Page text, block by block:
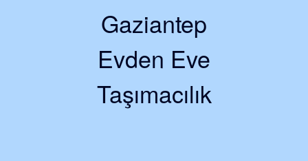
Gaziantep
Evden Eve
Taşımacılık